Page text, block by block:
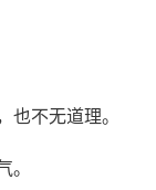
不无道理。